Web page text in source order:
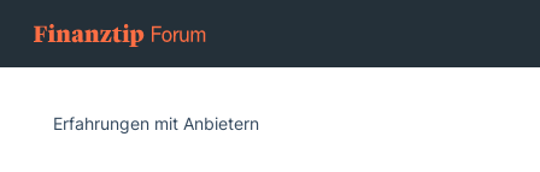
Erfahrungen mit Anbietern